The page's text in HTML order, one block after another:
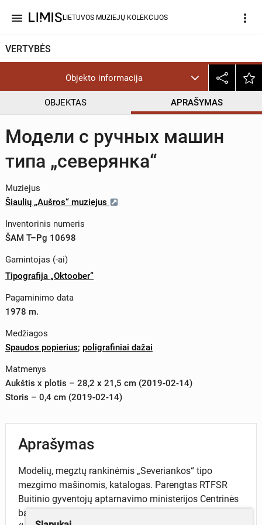
menu LIETUVOS MUZIEJŲ KOLEKCIJOS more_vert
VERTYBĖS
Objekto informacija
OBJEKTAS APRAŠYMAS
Модели с ручных машин
типа „северянка“
Muziejus
Šiaulių „Aušros“ muziejus
Inventorinis numeris
ŠAM T–Pg 10698
Gamintojas (-ai)
Tipografija „Oktoober“
Pagaminimo data
1978 m.
Medžiagos
Spaudos popierius; poligrafiniai dažai
Matmenys
Aukštis x plotis – 28,2 x 21,5 cm (2019-02-14)
Storis – 0,4 cm (2019-02-14)
Aprašymas
Modelių, megztų rankinėmis „Severiankos“ tipo
mezgimo mašinomis, katalogas. Parengtas RTFSR
Buitinio gyventojų aptarnavimo ministerijos Centrinės
bandymų-techninės siuvimo laboratorijos